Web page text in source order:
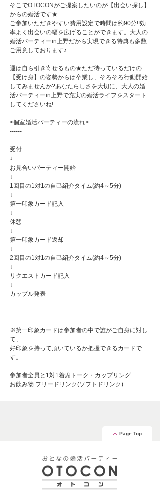
そこでOTOCONがご提案したいのが【出会い探し】
からの婚活です★
ご参加いただきやすい費用設定で時間は約90分!!効
率よく出会いの幅を広げることができます。大人の
婚活パーティーin上野だから実現できる特典も多数
ご用意しております♪
運は自ら引き寄せるもの★ただ待っているだけの
【受け身】の姿勢からは卒業し、そろそろ行動開始
してみませんか?あなたらしさを大切に、大人の婚
活パーティーin上野で充実の婚活ライフをスタート
してくださいね!
<個室婚活パーティーの流れ>
------
受付
↓
お見合いパーティー開始
↓
1回目の1対1の自己紹介タイム(約4～5分)
↓
第一印象カード記入
↓
休憩
↓
第一印象カード返却
↓
2回目の1対1の自己紹介タイム(約4～5分)
↓
リクエストカード記入
↓
カップル発表
------
※第一印象カードは参加者の中で誰がご自身に対し
て、
好印象を持って頂いているか把握できるカードで
す。
参加者全員と1対1着席トーク・カップリング
お飲み物:フリードリンク(ソフトドリンク)
Page Top